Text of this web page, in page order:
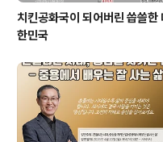
치킨공화국이 되어버린 씁쓸한
한민국